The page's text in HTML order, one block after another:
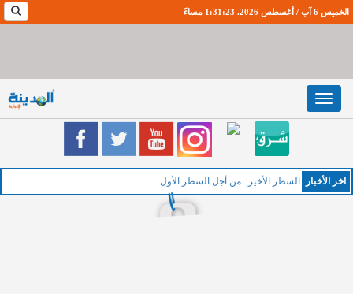
الخميس 6 آب / أغسطس 2026. 1:31:23 مساءً
Toggle
navigation
اخر اﻷخبار الخ